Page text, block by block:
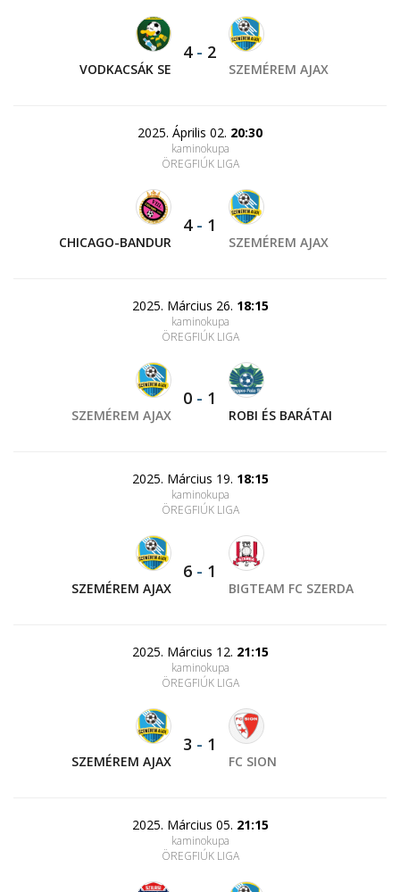
VODKACSÁK SE
4- 2
SZEMÉREM AJAX
2025. Április 02. 20:30
kaminokupa
ÖREGFIÚK LIGA
CHICAGO-BANDUR
4- 1
SZEMÉREM AJAX
2025. Március 26. 18:15
kaminokupa
ÖREGFIÚK LIGA
SZEMÉREM AJAX
0 - 1
ROBI ÉS BARÁTAI
2025. Március 19. 18:15
kaminokupa
ÖREGFIÚK LIGA
SZEMÉREM AJAX
6 - 1
BIGTEAM FC SZERDA
2025. Március 12. 21:15
kaminokupa
ÖREGFIÚK LIGA
SZEMÉREM AJAX
3 - 1
FC SION
2025. Március 05. 21:15
kaminokupa
ÖREGFIÚK LIGA